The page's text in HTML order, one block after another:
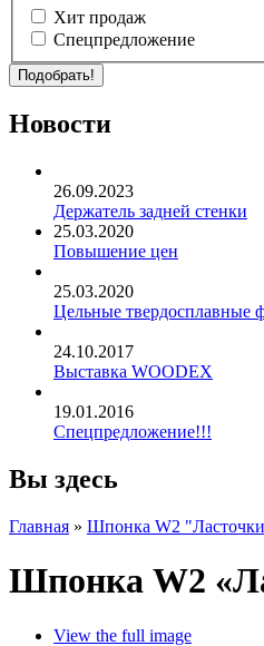
Хит продаж
Спецпредложение
Новости
26.09.2023
Держатель задней стенки
25.03.2020
Повышение цен
25.03.2020
Цельные твердосплавные
24.10.2017
Выставка WOODEX
19.01.2016
Спецпредложение!!!
Вы здесь
Главная » Шпонка W2
Шпонка W2
View the full image